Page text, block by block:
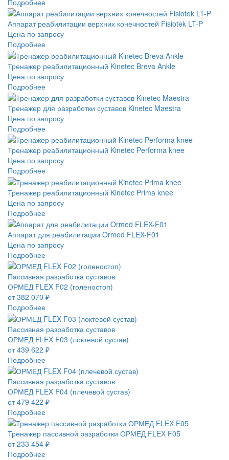
Аппарат реабилитации верхних конечностей Fisiotek LT-P
Цена по запросу
Подробнее
Тренажер реабилитационный Kinetec Breva Ankle
Цена по запросу
Подробнее
Тренажер для разработки суставов Kinetec Maestra
Цена по запросу
Подробнее
Тренажер реабилитационный Kinetec Performa knee
Цена по запросу
Подробнее
Тренажер реабилитационный Kinetec Prima knee
Цена по запросу
Подробнее
Аппарат для реабилитации Ormed FLEX-F01
Цена по запросу
Подробнее
Пассивная разработка суставов
ОРМЕД FLEX F02 (голеностоп)
от 382 070 ₽
Подробнее
Пассивная разработка суставов
ОРМЕД FLEX F03 (локтевой сустав)
от 439 622 ₽
Подробнее
Пассивная разработка суставов
ОРМЕД FLEX F04 (плечевой сустав)
от 479 422 ₽
Подробнее
Тренажер пассивной разработки ОРМЕД FLEX F05
от 233 454 ₽
Подробнее